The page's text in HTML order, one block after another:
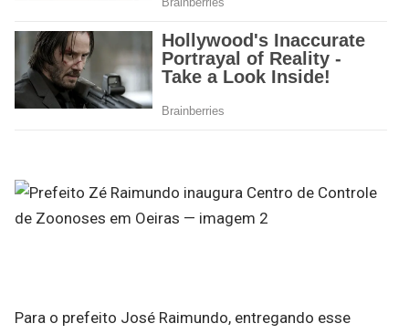
Para o prefeito José Raimundo, entregando esse